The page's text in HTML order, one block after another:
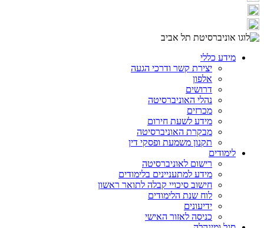
מידע כללי
יצירת קשר ודרכי הגעה
אלפון
דרושים
נהלי האוניברסיטה
מכרזים
מידע לשעת חירום
מבקרת האוניברסיטה
תקנון משמעת ופסקי דין
לימודים
רישום לאוניברסיטה
מידע למתעניינים בלימודים
חישוב סיכויי קבלה לתואר ראשון
לוח שנת הלימודים
ידיעונים
כניסה לאזור האישי